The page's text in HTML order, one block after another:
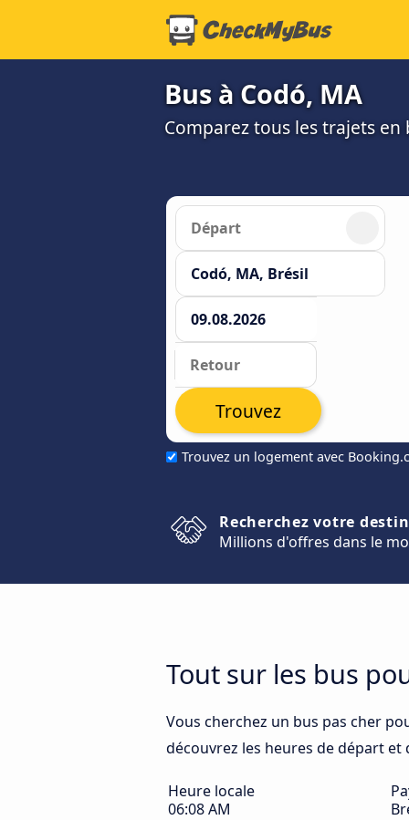
Bus à Codó, MA
Comparez tous les trajets
Trouvez un logement avec
Trouvez
Recherchez votre
Millions d'offres dans le
Tout sur les bus
Vous cherchez un bus pas cher
découvrez les heures de départ
Heure locale
06:08 AM